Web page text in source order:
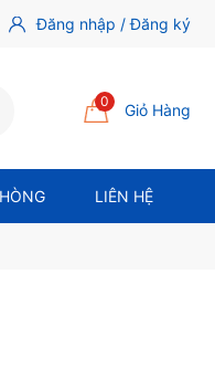
Đăng nhập / Đăng ký
0 Giỏ Hàng
LIÊN HỆ